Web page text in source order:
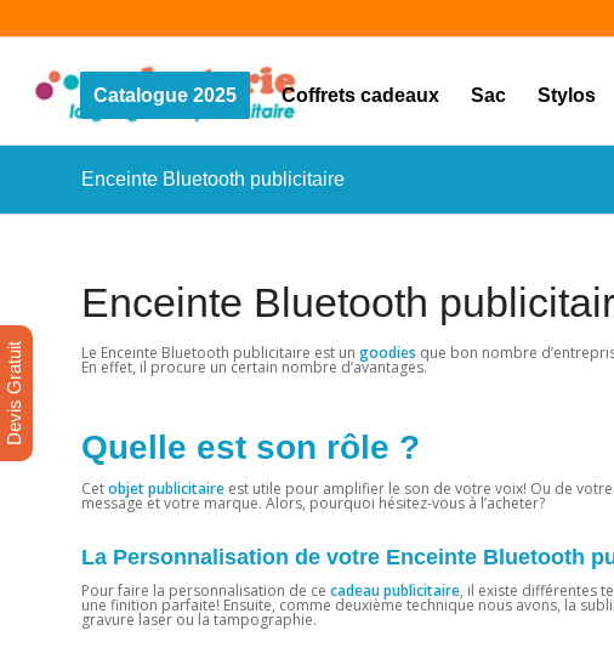
Catalogue 2025 Coffrets cadeaux Sac Stylos
Enceinte Bluetooth publicitaire
Enceinte Bluetooth
Le Enceinte Bluetooth publicitaire est un goodies que bon nombre
En effet, il procure un certain nombre d’avantages.
Quelle est son rôle ?
Cetobjet publicitaire est utile pour amplifier le son de votre voix! Ou de
message et votre marque. Alors, pourquoi hésitez-vous à l’acheter?
La Personnalisation de votre Enceinte Bluetooth
Pour faire la personnalisation de ce cadeau publicitaire, il existe différentes
une finition parfaite! Ensuite, comme deuxième technique nous avons, la
gravure laser ou la tampographie.
Devis Gratuit